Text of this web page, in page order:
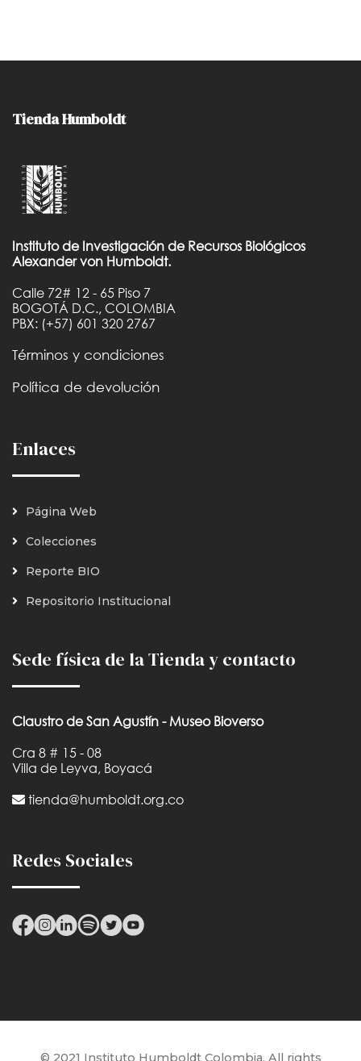
Tienda Humboldt
Instituto de Investigación de Recursos Biológicos
Alexander von Humboldt.
Calle 72# 12 - 65 Piso 7
BOGOTÁ D.C., COLOMBIA
PBX: (+57) 601 320 2767
Términos y condiciones
Política de devolución
Enlaces
Página Web
Colecciones
Reporte BIO
Repositorio Institucional
Sede física de la Tienda y contacto
Claustro de San Agustín - Museo Bioverso
Cra 8 # 15 - 08
Villa de Leyva, Boyacá
tienda@humboldt.org.co
Redes Sociales
© 2021 Instituto Humboldt Colombia. All rights